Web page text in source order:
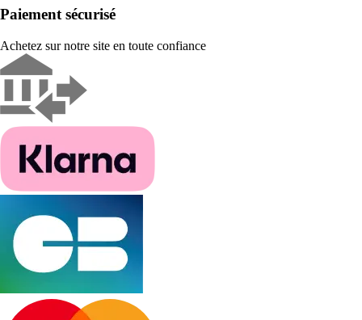
Paiement sécurisé
Achetez sur notre site en toute confiance